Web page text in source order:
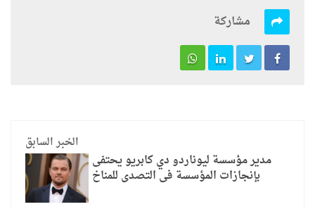
مشاركة
الخبر السابق
مدير مؤسسة ليوناردو دي كابريو يحتفى
بإنجازات المؤسسة فى التصدى للمناخ